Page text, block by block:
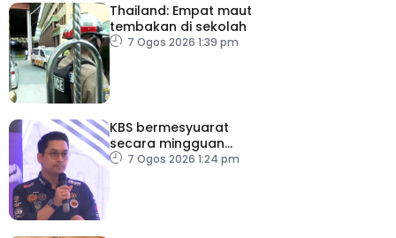
Thailand: Empat maut
tembakan di sekolah
7 Ogos 2026 1:39 pm
KBS bermesyuarat
secara mingguan
pastikan persiapan F1
7 Ogos 2026 1:24 pm